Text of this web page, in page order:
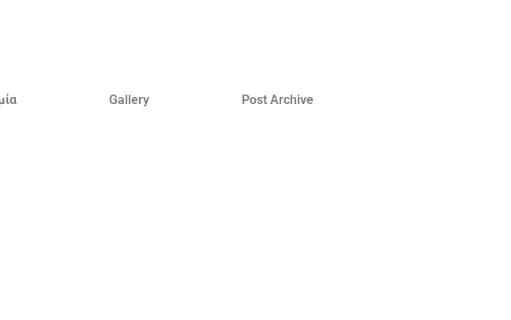
Gallery Post Archive